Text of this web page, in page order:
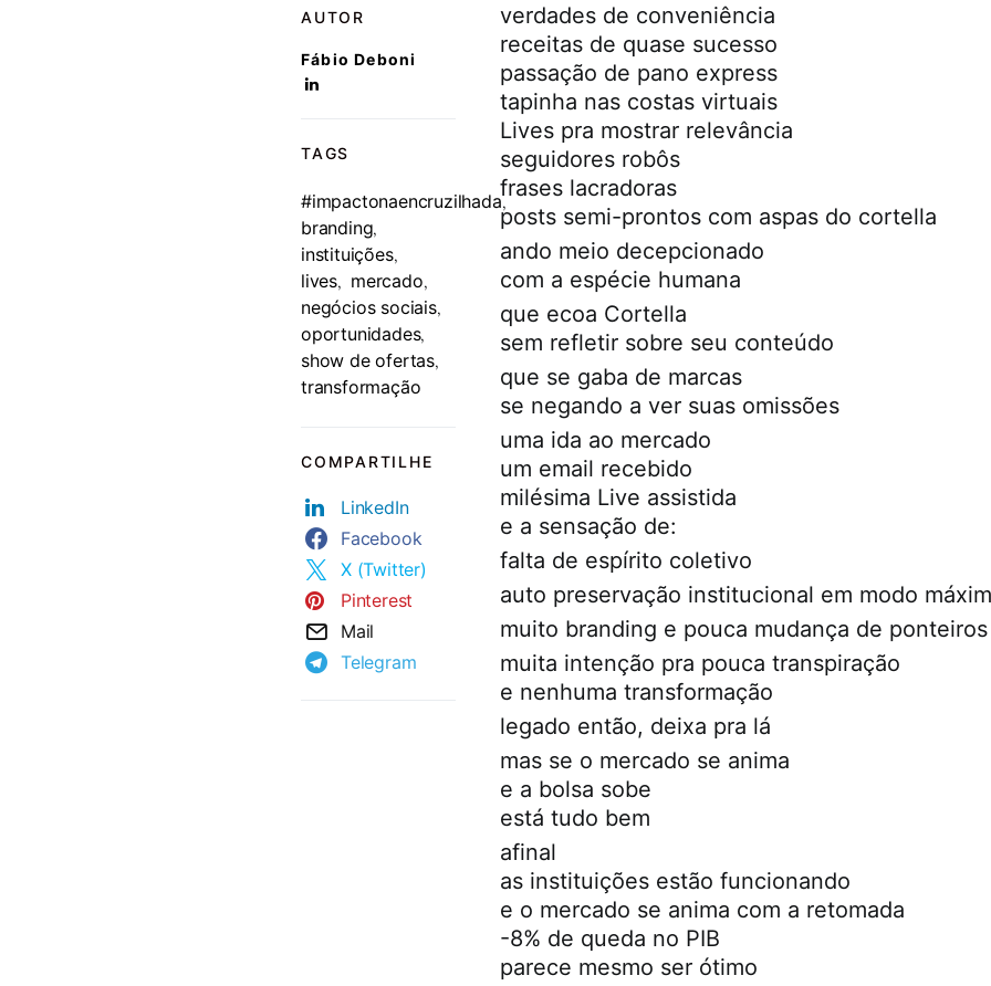
AUTOR
Fábio Deboni
TAGS
#impactonaencruzilhada,
branding,
instituições,
lives, mercado,
negócios sociais,
oportunidades,
show de ofertas,
transformação
COMPARTILHE
LinkedIn
Facebook
X (Twitter)
Pinterest
Mail
Telegram
verdades de conveniência
receitas de quase sucesso
passação de pano express
tapinha nas costas virtuais
Lives pra mostrar relevância
seguidores robôs
frases lacradoras
posts semi-prontos com aspas do cortella
ando meio decepcionado
com a espécie humana
que ecoa Cortella
sem refletir sobre seu conteúdo
que se gaba de marcas
se negando a ver suas omissões
uma ida ao mercado
um email recebido
milésima Live assistida
e a sensação de:
falta de espírito coletivo
auto preservação institucional em modo
muito branding e pouca mudança de ponteiros
muita intenção pra pouca transpiração
e nenhuma transformação
legado então, deixa pra lá
mas se o mercado se anima
e a bolsa sobe
está tudo bem
afinal
as instituições estão funcionando
e o mercado se anima com a retomada
-8% de queda no PIB
parece mesmo ser ótimo